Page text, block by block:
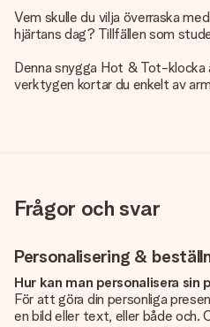
Vem skulle du vilja överraska
hjärtans dag? Tillfällen som
Denna snygga Hot & Tot-klocka
verktygen kortar du enkelt av
Frågor och svar
Personalisering &
Hur kan man personalisera
För att göra din personliga
en bild eller text, eller både och.